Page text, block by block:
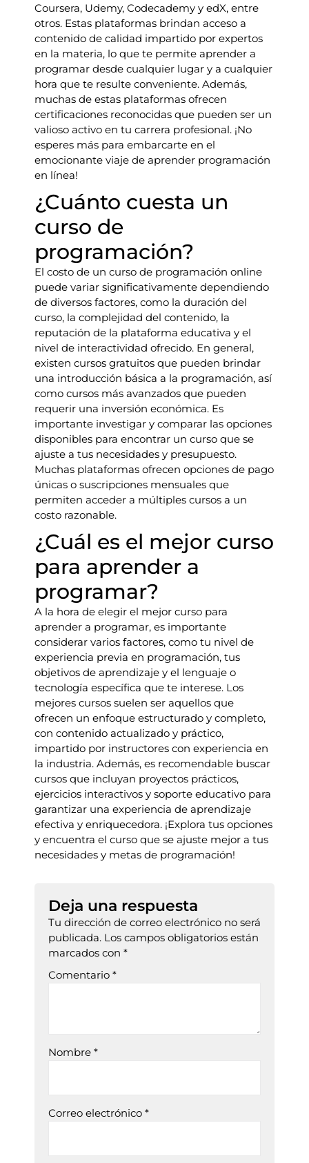
Coursera, Udemy, Codecademy y edX, entre
otros. Estas plataformas brindan acceso a
contenido de calidad impartido por expertos
en la materia, lo que te permite aprender a
programar desde cualquier lugar y a cualquier
hora que te resulte conveniente. Además,
muchas de estas plataformas ofrecen
certificaciones reconocidas que pueden ser un
valioso activo en tu carrera profesional. ¡No
esperes más para embarcarte en el
emocionante viaje de aprender programación
en línea!
¿Cuánto cuesta un
curso de
programación?
El costo de un curso de programación online
puede variar significativamente dependiendo
de diversos factores, como la duración del
curso, la complejidad del contenido, la
reputación de la plataforma educativa y el
nivel de interactividad ofrecido. En general,
existen cursos gratuitos que pueden brindar
una introducción básica a la programación, así
como cursos más avanzados que pueden
requerir una inversión económica. Es
importante investigar y comparar las opciones
disponibles para encontrar un curso que se
ajuste a tus necesidades y presupuesto.
Muchas plataformas ofrecen opciones de pago
únicas o suscripciones mensuales que
permiten acceder a múltiples cursos a un
costo razonable.
¿Cuál es el mejor curso
para aprender a
programar?
A la hora de elegir el mejor curso para
aprender a programar, es importante
considerar varios factores, como tu nivel de
experiencia previa en programación, tus
objetivos de aprendizaje y el lenguaje o
tecnología específica que te interese. Los
mejores cursos suelen ser aquellos que
ofrecen un enfoque estructurado y completo,
con contenido actualizado y práctico,
impartido por instructores con experiencia en
la industria. Además, es recomendable buscar
cursos que incluyan proyectos prácticos,
ejercicios interactivos y soporte educativo para
garantizar una experiencia de aprendizaje
efectiva y enriquecedora. ¡Explora tus opciones
y encuentra el curso que se ajuste mejor a tus
necesidades y metas de programación!
Deja una respuesta
Tu dirección de correo electrónico no será
publicada. Los campos obligatorios están
marcados con *
Comentario *
Nombre *
Correo electrónico *